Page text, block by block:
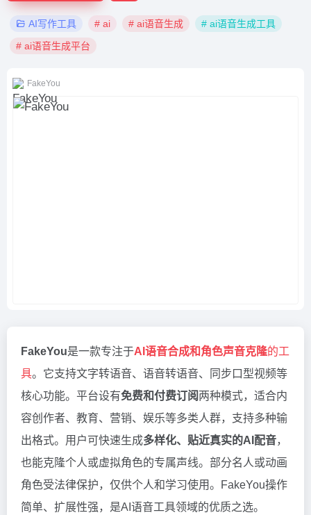
AI写作工具 # ai # ai语音生成
# ai语音生成工具
# ai语音生成平台
FakeYou
FakeYou是一款专注于AI语音合成和角色声音克隆的工
具。它支持文字转语音、语音转语音、同步口型视频等
核心功能。平台设有免费和付费订阅 两种模式，适合内
容创作者、教育、营销、娱乐等多类人群，支持多种输
出格式。用户可快速生成多样化、贴近真实的AI配音，
也能克隆个人或虚拟角色的专属声线。部分名人或动画
角色受法律保护，仅供个人和学习使用。FakeYou操作
简单、扩展性强，是AI语音工具领域的优质之选。